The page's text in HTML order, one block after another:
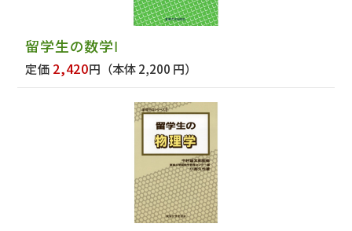
留学生の数学Ⅰ
定価 2,420円 （本体 2,200 円）